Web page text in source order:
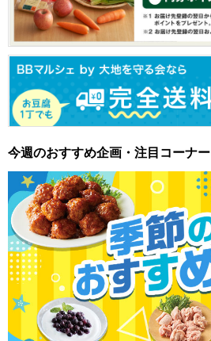
今週のおすすめ企画・注目コーナー